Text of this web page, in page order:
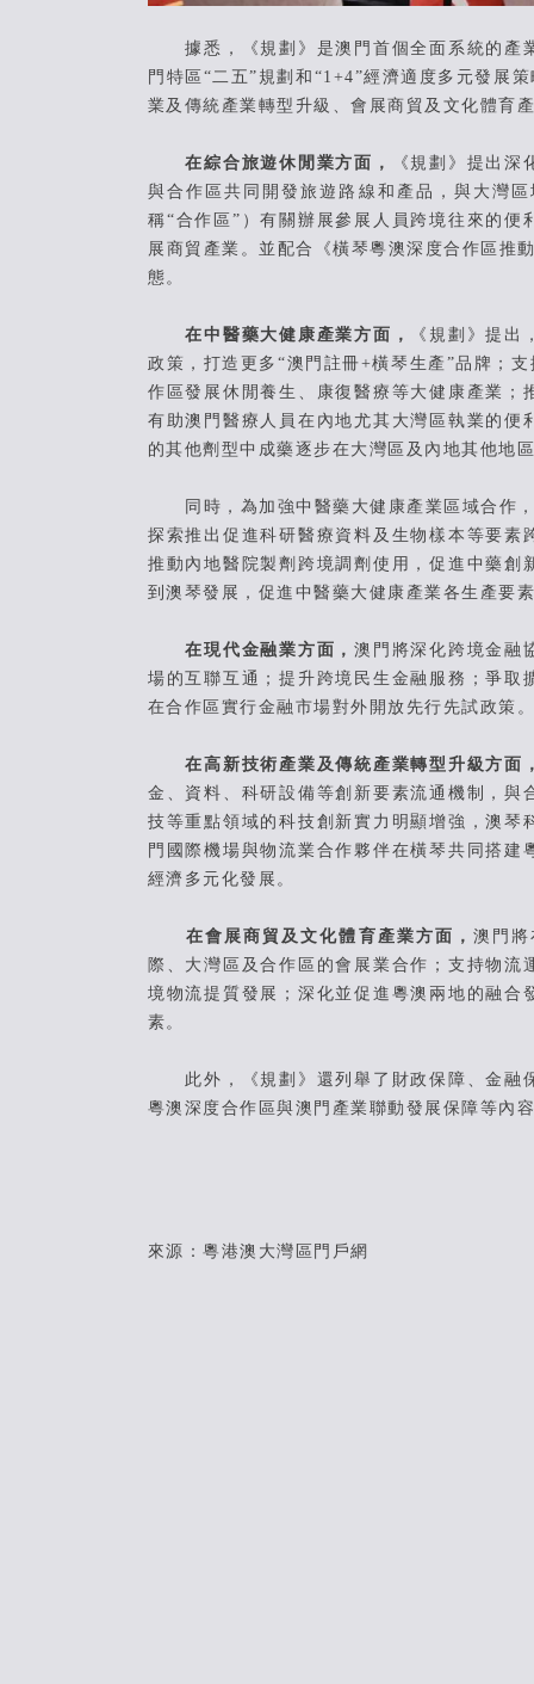
據悉，《規劃》是澳門首個全面系統的產
門特區“二五”規劃和“1+4”經濟適度多元發展
業及傳統產業轉型升級、會展商貿及文化體育
在綜合旅遊休閒業方面，
《規劃》提出
與合作區共同開發旅遊路線和產品，與大灣
稱“合作區”）有關辦展參展人員跨境往來的
展商貿產業。並配合《橫琴粵澳深度合作區推
態。
在中醫藥大健康產業方面，
《規劃》提
政策，打造更多“澳門註冊+橫琴生產”品牌；
作區發展休閒養生、康復醫療等大健康產業
有助澳門醫療人員在內地尤其大灣區執業的
的其他劑型中成藥逐步在大灣區及內地其他地
同時，為加強中醫藥大健康產業區域合作，
探索推出促進科研醫療資料及生物樣本等要
推動內地醫院製劑跨境調劑使用，促進中藥
到澳琴發展，促進中醫藥大健康產業各生產要
在現代金融業方面，澳門將深化跨境金融
場的互聯互通；提升跨境民生金融服務；爭
在合作區實行金融市場對外開放先行先試政策
在高新技術產業及傳統產業轉型升級方面
金、資料、科研設備等創新要素流通機制，
技等重點領域的科技創新實力明顯增強，澳
門國際機場與物流業合作夥伴在橫琴共同搭
經濟多元化發展。
在會展商貿及文化體育產業方面， 澳門
際、大灣區及合作區的會展業合作；支持物
境物流提質發展；深化並促進粵澳兩地的融
素。
此外，《規劃》還列舉了財政保障、金融
粵澳深度合作區與澳門產業聯動發展保障等內
來源：粵港澳大灣區門戶網